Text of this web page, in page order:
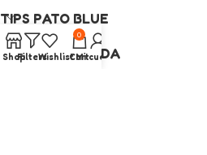
TIPS PATO BLUE
NUESTRA TIENDA
ShopFiltersWishlist
0
Cart
Mi cuenta